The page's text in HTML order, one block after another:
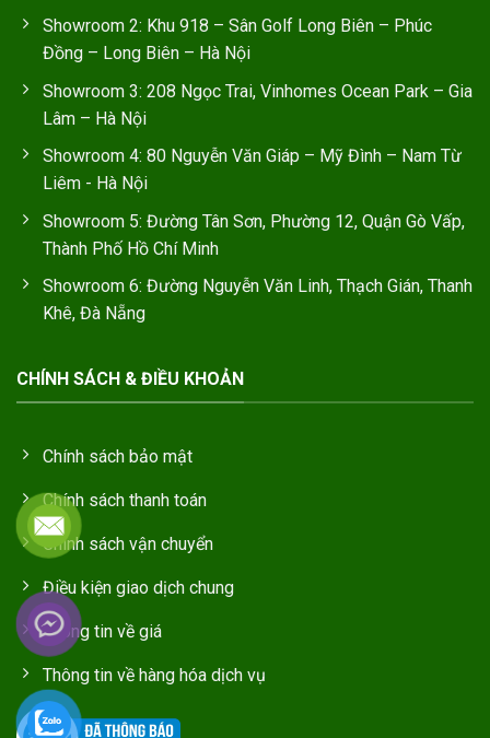
Showroom 2: Khu 918 – Sân Golf Long Biên – Phúc
Đồng – Long Biên – Hà Nội
Showroom 3: 208 Ngọc Trai, Vinhomes Ocean Park – Gia
Lâm – Hà Nội
Showroom 4: 80 Nguyễn Văn Giáp – Mỹ Đình – Nam Từ
Liêm - Hà Nội
Showroom 5: Đường Tân Sơn, Phường 12, Quận Gò Vấp,
Thành Phố Hồ Chí Minh
Showroom 6: Đường Nguyễn Văn Linh, Thạch Gián, Thanh
Khê, Đà Nẵng
CHÍNH SÁCH & ĐIỀU KHOẢN
Chính sách bảo mật
Chính sách thanh toán
Chính sách vận chuyển
Điều kiện giao dịch chung
Thông tin về giá
Thông tin về hàng hóa dịch vụ